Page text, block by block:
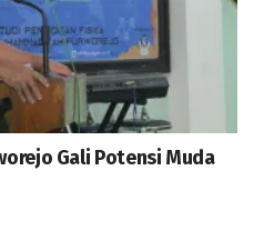
Gali Potensi Muda